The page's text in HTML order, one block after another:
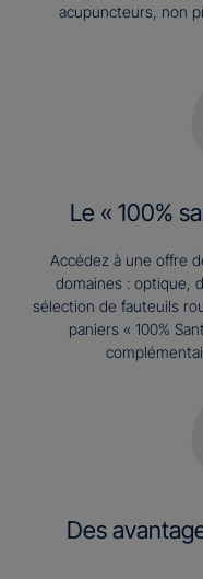
acupuncteurs, non
Le « 100%
Accédez à une offre
domaines : optique,
sélection de fauteuils
paniers « 100%
Des